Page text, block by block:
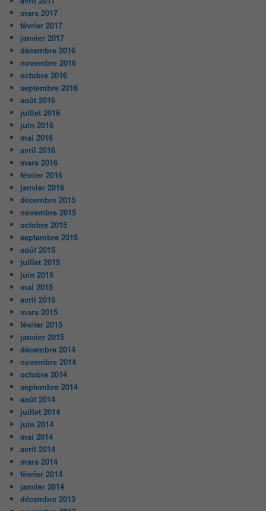
mars 2017
février 2017
janvier 2017
décembre 2016
novembre 2016
octobre 2016
septembre 2016
août 2016
juillet 2016
juin 2016
mai 2016
avril 2016
mars 2016
février 2016
janvier 2016
décembre 2015
novembre 2015
octobre 2015
septembre 2015
août 2015
juillet 2015
juin 2015
mai 2015
avril 2015
mars 2015
février 2015
janvier 2015
décembre 2014
novembre 2014
octobre 2014
septembre 2014
août 2014
juillet 2014
juin 2014
mai 2014
avril 2014
mars 2014
février 2014
janvier 2014
décembre 2013